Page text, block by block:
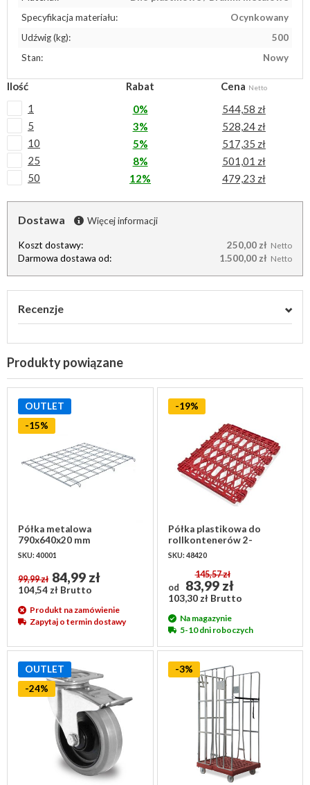
Specyfikacja materiału:
Ocynkowany
Udźwig (kg):
500
Stan:
Nowy
Ilość Rabat Cena Netto
1 0%
544,58 zł
5
3%
528,24 zł
10
5%
517,35 zł
25
8%
501,01 zł
50
12% 479,23 zł
Dostawa Więcej informacji
Koszt dostawy: 250,00 zł Netto
Darmowa dostawa od: 1.500,00 zł Netto
Recenzje
Produkty powiązane
OUTLET
-15%
Półka metalowa
790x640x20 mm
SKU: 40001
99,99 zł 84,99 zł
104,54 zł Brutto
Produkt na zamówienie
Zapytaj o termin dostawy
-19%
Półka plastikowa do
rollkontenerów 2-
ściennych 810x680x55 mm
SKU: 48420
od
145,57 zł
83,99 zł
103,30 zł Brutto
Na magazynie
5-10 dni roboczych
OUTLET
-24%
-3%